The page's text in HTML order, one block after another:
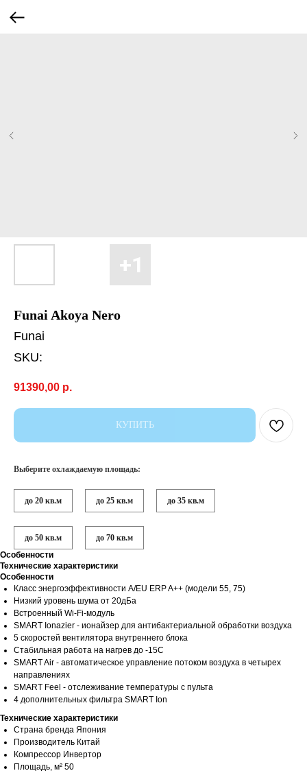
Funai Akoya Nero
Funai
SKU:
91390,00 р.
КУПИТЬ
Выберите охлаждаемую площадь:
до 20 кв.м до 25 кв.м до 35 кв.м
до 50 кв.м
до 70 кв.м
Особенности
Технические характеристики
Особенности
Класс энергоэффективности А/EU ERP A++ (модели 55, 75)
Низкий уровень шума от 20дБа
Встроенный Wi-Fi-модуль
SMART Ionazier - ионайзер для антибактериальной обработки воздуха
5 скоростей вентилятора внутреннего блока
Стабильная работа на нагрев до -15С
SMART Air - автоматическое управление потоком воздуха в четырех
направлениях
SMART Feel - отслеживание температуры с пульта
4 дополнительных фильтра SMART Ion
Технические характеристики
Страна бренда Япония
Производитель Китай
Компрессор Инвертор
Площадь, м² 50